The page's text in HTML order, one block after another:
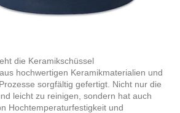
die Keramikschüssel
hochwertigen Keramikmaterialien und
sorgfältig gefertigt. Nicht nur die
leicht zu reinigen, sondern hat auch
Hochtemperaturfestigkeit und